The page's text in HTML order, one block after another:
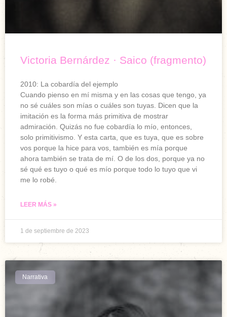
Victoria Bernárdez · Saico (fragmento)
2010: La cobardía del ejemplo
Cuando pienso en mí misma y en las cosas que tengo, ya
no sé cuáles son mías o cuáles son tuyas. Dicen que la
imitación es la forma más primitiva de mostrar
admiración. Quizás no fue cobardía lo mío, entonces,
solo primitivismo. Y esta carta, que es tuya, que es sobre
vos porque la hice para vos, también es mía porque
ahora también se trata de mí. O de los dos, porque ya no
sé qué es tuyo o qué es mío porque todo lo tuyo que vi
me lo robé.
LEER MÁS »
1 de septiembre de 2023
Narrativa